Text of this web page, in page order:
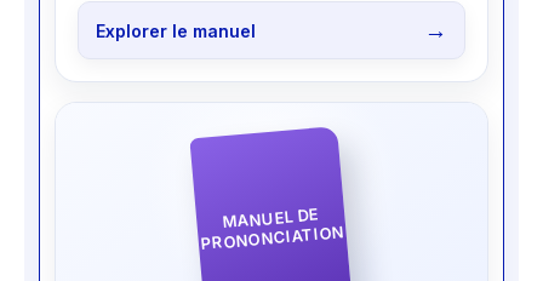
Explorer le manuel
MANUEL DE
PRONONCIATION